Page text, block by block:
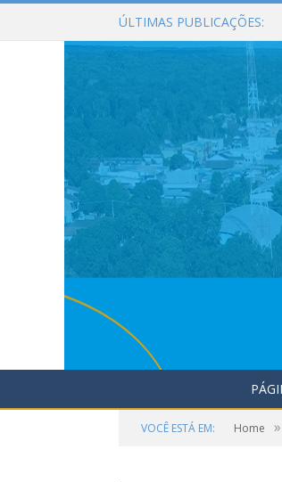
ÚLTIMAS PUBLICAÇÕES:
VOCÊ ESTÁ EM: Home »